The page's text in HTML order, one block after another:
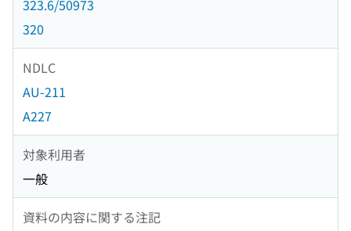
323.6/50973
320
NDLC
AU-211
A227
対象利用者
一般
資料の内容に関する注記